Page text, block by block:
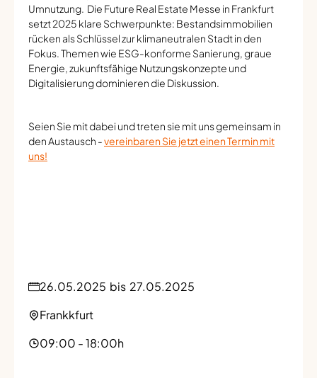
Umnutzung. Die Future Real Estate Messe in Frankfurt
setzt 2025 klare Schwerpunkte: Bestandsimmobilien
rücken als Schlüssel zur klimaneutralen Stadt in den
Fokus. Themen wie ESG-konforme Sanierung, graue
Energie, zukunftsfähige Nutzungskonzepte und
Digitalisierung dominieren die Diskussion.
Seien Sie mit dabei und treten sie mit uns gemeinsam in
den Austausch -vereinbaren Sie jetzt einen Termin mit
uns!
26.05.2025 bis 27.05.2025
Frankkfurt
09:00 - 18:00h